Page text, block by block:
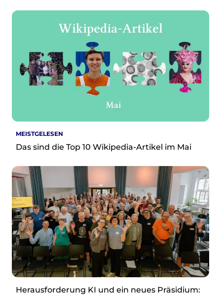
MEISTGELESEN
Das sind die Top 10 Wikipedia-Artikel im Mai
Herausforderung KI und ein neues Präsidium: